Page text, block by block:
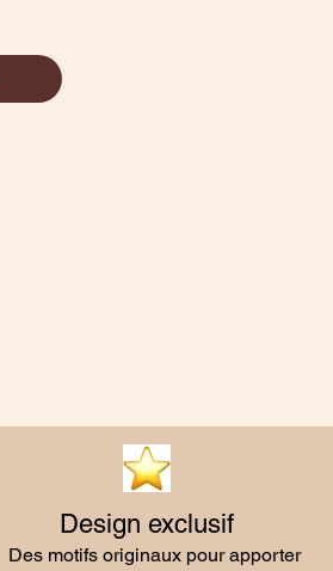
Design exclusif
Des motifs originaux pour apporter